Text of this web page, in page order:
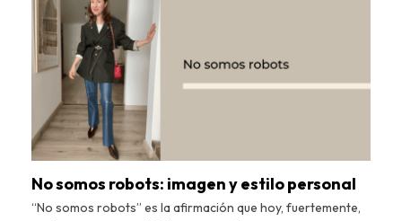
No somos robots: imagen y estilo personal
“No somos robots” es la afirmación que hoy, fuertemente,